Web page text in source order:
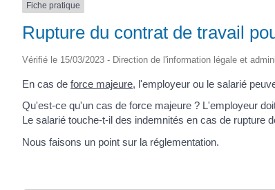
Fiche pratique
Rupture du contrat de travail
Vérifié le 15/03/2023 - Direction de l'information légale et
En cas de force majeure, l'employeur ou le salarié
Qu'est-ce qu'un cas de force majeure ? L'employeur
Le salarié touche-t-il des indemnités en cas de rupture
Nous faisons un point sur la réglementation.